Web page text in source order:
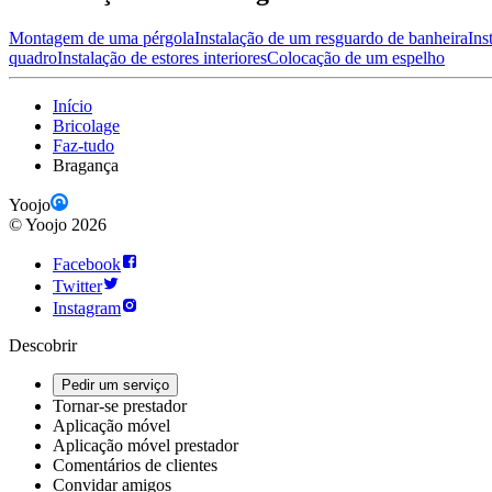
Montagem de uma pérgolaInstalação de um resguardo de banheira
quadroInstalação de estores interioresColocação de um espelho
Início
Bricolage
Faz-tudo
Bragança
Yoojo
©Yoojo 2026
Facebook
Twitter
Instagram
Descobrir
Pedir um serviço
Tornar-se prestador
Aplicação móvel
Aplicação móvel prestador
Comentários de clientes
Convidar amigos